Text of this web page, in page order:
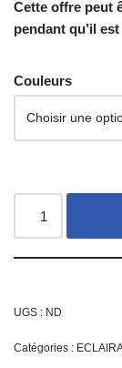
Cette offre peut
pendant qu’il
Couleurs
UGS : ND
Catégories :